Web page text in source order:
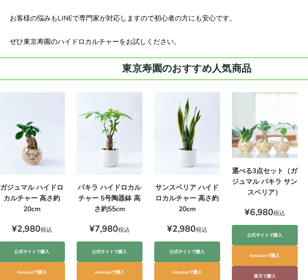
お客様の悩みもLINEで専門家が対応しますので初心者の方にも安心です。
ぜひ東京寿園のハイドロカルチャーをお試しください。
東京寿園のおすすめ人気商品
ガジュマル ハイドロ
カルチャー 高さ約
20cm
¥2,980税込
公式サイトで購入
Amazonで購入
パキラ ハイドロカル
チャー 5号陶器鉢 高
さ約55cm
¥7,980税込
公式サイトで購入
Amazonで購入
サンスベリア ハイド
ロカルチャー 高さ約
20cm
¥2,980税込
公式サイトで購入
Amazonで購入
選べる3点セット（ガ
ジュマル パキラ サン
スベリア）
¥6,980税込
公式サイトで購入
Amazonで購入
楽天で購入